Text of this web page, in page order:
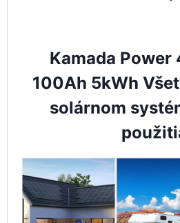
Kamada Power
100Ah 5kWh
solárnom